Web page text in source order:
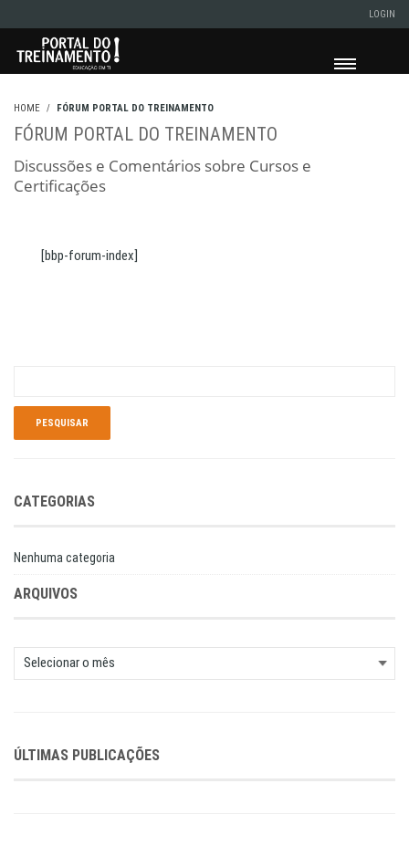
LOGIN
HOME FÓRUM PORTAL DO TREINAMENTO
FÓRUM PORTAL DO TREINAMENTO
Discussões e Comentários sobre Cursos e
Certificações
[bbp-forum-index]
CATEGORIAS
Nenhuma categoria
ARQUIVOS
ÚLTIMAS PUBLICAÇÕES